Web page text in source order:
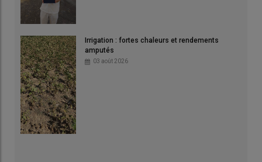
Irrigation : fortes chaleurs et rendements
amputés
03 août 2026